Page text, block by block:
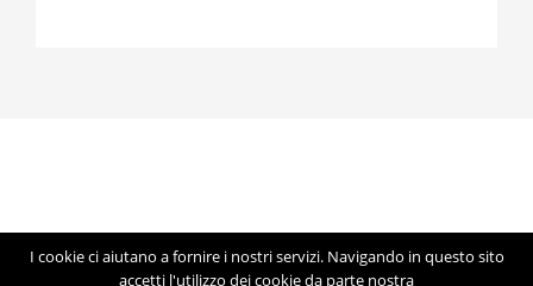
© Copyright 2012 -2026 | Studio Lorigiola | STELE | P.IVA
I cookie ci aiutano a fornire i nostri servizi. Navigando in questo sito
accetti l'utilizzo dei cookie da parte nostra